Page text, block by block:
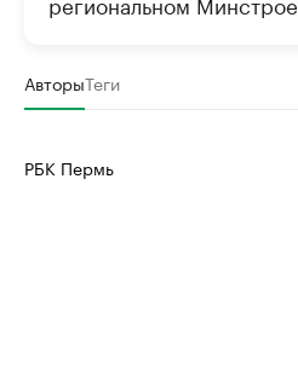
АвторыТеги
РБК Пермь